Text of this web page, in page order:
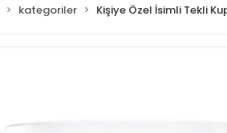
kategoriler Kişiye Özel İsimli Tekli